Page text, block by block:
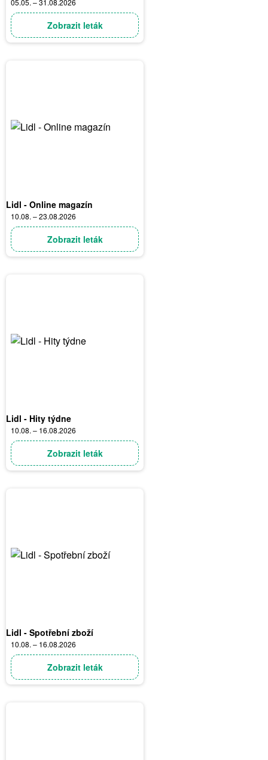
05.05. – 31.08.2026
Zobrazit leták
Lidl - Online magazín
10.08. – 23.08.2026
Zobrazit leták
Lidl - Hity týdne
10.08. – 16.08.2026
Zobrazit leták
Lidl - Spotřební zboží
10.08. – 16.08.2026
Zobrazit leták